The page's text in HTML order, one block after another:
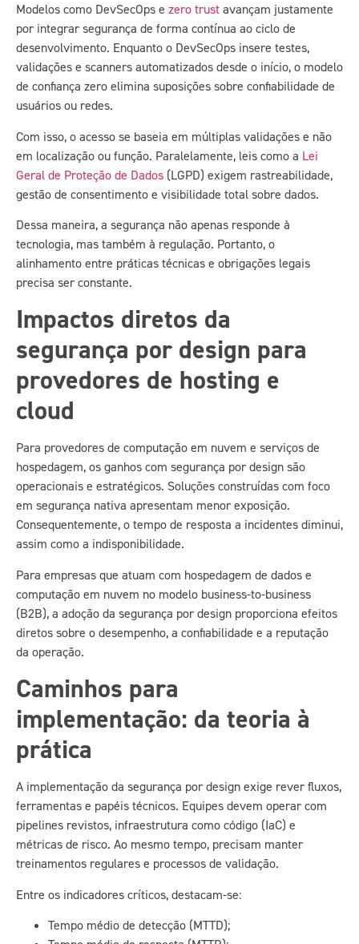
Modelos como DevSecOps e zero trustavançam justamente
por integrar segurança de forma contínua ao ciclo de
desenvolvimento. Enquanto o DevSecOps insere testes,
validações e scanners automatizados desde o início, o modelo
de confiança zero elimina suposições sobre confiabilidade de
usuários ou redes.
Com isso, o acesso se baseia em múltiplas validações e não
em localização ou função. Paralelamente, leis como a Lei
Geral de Proteção de Dados (LGPD) exigem rastreabilidade,
gestão de consentimento e visibilidade total sobre dados.
Dessa maneira, a segurança não apenas responde à
tecnologia, mas também à regulação. Portanto, o
alinhamento entre práticas técnicas e obrigações legais
precisa ser constante.
Impactos diretos da
segurança por design para
provedores de hosting e
cloud
Para provedores de computação em nuvem e serviços de
hospedagem, os ganhos com segurança por design são
operacionais e estratégicos. Soluções construídas com foco
em segurança nativa apresentam menor exposição.
Consequentemente, o tempo de resposta a incidentes diminui,
assim como a indisponibilidade.
Para empresas que atuam com hospedagem de dados e
computação em nuvem no modelo business-to-business
(B2B), a adoção da segurança por design proporciona efeitos
diretos sobre o desempenho, a confiabilidade e a reputação
da operação.
Caminhos para
implementação: da teoria à
prática
A implementação da segurança por design exige rever fluxos,
ferramentas e papéis técnicos. Equipes devem operar com
pipelines revistos, infraestrutura como código (IaC) e
métricas de risco. Ao mesmo tempo, precisam manter
treinamentos regulares e processos de validação.
Entre os indicadores críticos, destacam-se:
Tempo médio de detecção (MTTD);